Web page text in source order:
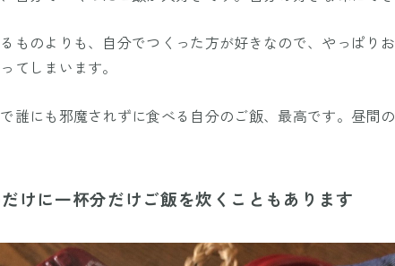
ものよりも、自分でつくった方が好きなので、やっぱり
てしまいます。
誰にも邪魔されずに食べる自分のご飯、最高です。昼間
けに一杯分だけご飯を炊くこともあります